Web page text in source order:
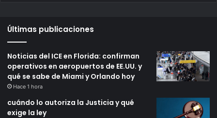
Últimas publicaciones
Noticias del ICE en Florida: confirman
operativos en aeropuertos de EE.UU. y
qué se sabe de Miami y Orlando hoy
Hace 1 hora
cuándo lo autoriza la Justicia y qué
exige la ley